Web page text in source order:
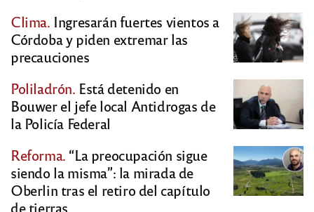
Clima. Ingresarán fuertes vientos a
Córdoba y piden extremar las
precauciones
Poliladrón. Está detenido en
Bouwer el jefe local Antidrogas de
la Policía Federal
Reforma. “La preocupación sigue
siendo la misma”: la mirada de
Oberlin tras el retiro del capítulo
de tierras